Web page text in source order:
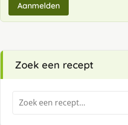
Aanmelden
Zoek een recept
Zoeken
naar: